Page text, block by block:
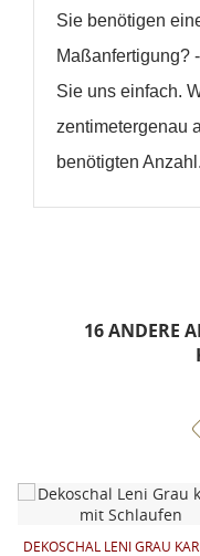
Sie benötigen
Maßanfertigung?
Sie uns einfach.
zentimetergenau
benötigten Anzahl.
16 ANDERE
DEKOSCHAL LENI GRAU